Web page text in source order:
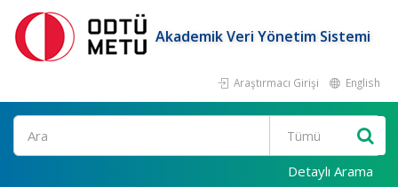
Akademik Veri Yönetim Sistemi
Araştırmacı Girişi English
Ara
Detaylı Arama